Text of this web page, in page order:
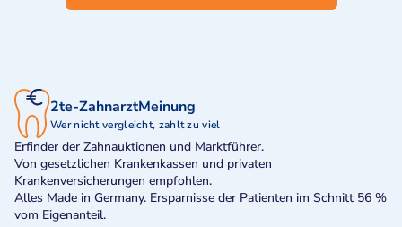
2te-ZahnarztMeinung
Wer nicht vergleicht, zahlt zu viel
Erfinder der Zahnauktionen und Marktführer.
Von gesetzlichen Krankenkassen und privaten
Krankenversicherungen empfohlen.
Alles Made in Germany. Ersparnisse der Patienten im Schnitt 56 %
vom Eigenanteil.